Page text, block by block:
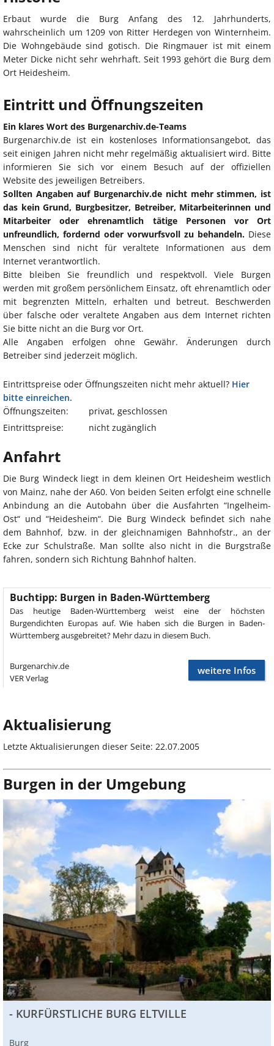
Erbaut wurde die Burg Anfang des 12. Jahrhunderts,
wahrscheinlich um 1209 von Ritter Herdegen von Winternheim.
Die Wohngebäude sind gotisch. Die Ringmauer ist mit einem
Meter Dicke nicht sehr wehrhaft. Seit 1993 gehört die Burg dem
Ort Heidesheim.
Eintritt und Öffnungszeiten
Ein klares Wort des Burgenarchiv.de-Teams
Burgenarchiv.de ist ein kostenloses Informationsangebot, das
seit einigen Jahren nicht mehr regelmäßig aktualisiert wird. Bitte
informieren Sie sich vor einem Besuch auf der offiziellen
Website des jeweiligen Betreibers.
Sollten Angaben auf Burgenarchiv.de nicht mehr stimmen, ist
das kein Grund, Burgbesitzer, Betreiber, Mitarbeiterinnen und
Mitarbeiter oder ehrenamtlich tätige Personen vor Ort
unfreundlich, fordernd oder vorwurfsvoll zu behandeln. Diese
Menschen sind nicht für veraltete Informationen aus dem
Internet verantwortlich.
Bitte bleiben Sie freundlich und respektvoll. Viele Burgen
werden mit großem persönlichem Einsatz, oft ehrenamtlich oder
mit begrenzten Mitteln, erhalten und betreut. Beschwerden
über falsche oder veraltete Angaben aus dem Internet richten
Sie bitte nicht an die Burg vor Ort.
Alle Angaben erfolgen ohne Gewähr. Änderungen durch
Betreiber sind jederzeit möglich.
Eintrittspreise oder Öffnungszeiten nicht mehr aktuell? Hier
bitte einreichen.
Öffnungszeiten:
privat, geschlossen
Eintrittspreise:
nicht zugänglich
Anfahrt
Die Burg Windeck liegt in dem kleinen Ort Heidesheim westlich
von Mainz, nahe der A60. Von beiden Seiten erfolgt eine schnelle
Anbindung an die Autobahn über die Ausfahrten “Ingelheim-
Ost“ und “Heidesheim“. Die Burg Windeck befindet sich nahe
dem Bahnhof, bzw. in der gleichnamigen Bahnhofstr., an der
Ecke zur Schulstraße. Man sollte also nicht in die Burgstraße
fahren, sondern sich Richtung Bahnhof halten.
Buchtipp: Burgen in Baden-Württemberg
Das heutige Baden-Württemberg weist eine der höchsten
Burgendichten Europas auf. Wie haben sich die Burgen in Baden-
Württemberg ausgebreitet? Mehr dazu in diesem Buch.
Burgenarchiv.de
VER Verlag
weitere Infos
Aktualisierung
Letzte Aktualisierungen dieser Seite: 22.07.2005
Burgen in der Umgebung
- KURFÜRSTLICHE BURG ELTVILLE
Burg